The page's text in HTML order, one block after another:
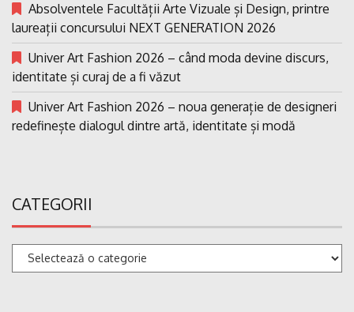
Absolventele Facultății Arte Vizuale și Design, printre
laureații concursului NEXT GENERATION 2026
Univer Art Fashion 2026 – când moda devine discurs,
identitate și curaj de a fi văzut
Univer Art Fashion 2026 – noua generație de designeri
redefinește dialogul dintre artă, identitate și modă
CATEGORII
Categorii